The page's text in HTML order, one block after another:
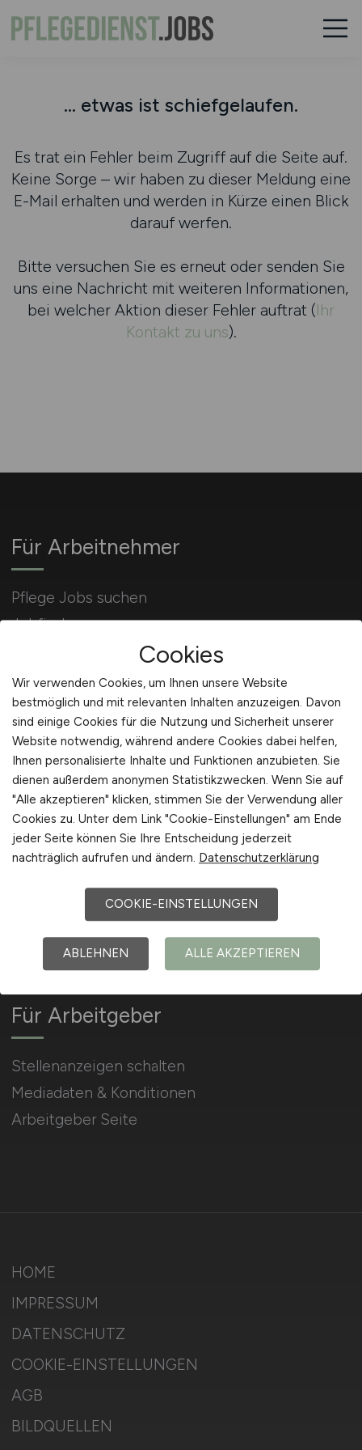
... etwas ist schiefgelaufen.
Es trat ein Fehler beim Zugriff auf die Seite auf.
Keine Sorge – wir haben zu dieser Meldung eine
E-Mail erhalten und werden in Kürze einen Blick
darauf werfen.
Bitte versuchen Sie es erneut oder senden Sie
uns eine Nachricht mit weiteren Informationen,
bei welcher Aktion dieser Fehler auftrat (Ihr
Kontakt zu uns).
Für Arbeitnehmer
Pflege Jobs suchen
Jobfinder
Arbeitnehmer Registrierung
Social Media & Networks
Gleichberechtigung & Vielfalt
Für Arbeitgeber
Stellenanzeigen schalten
Mediadaten & Konditionen
Arbeitgeber Seite
Arbeitgeber Kontakt
Karrierenetzwerk
HOME
IMPRESSUM
DATENSCHUTZ
COOKIE-EINSTELLUNGEN
AGB
BILDQUELLEN
Cookies
Wir verwenden Cookies, um Ihnen unsere Website
bestmöglich und mit relevanten Inhalten anzuzeigen. Davon
sind einige Cookies für die Nutzung und Sicherheit unserer
Website notwendig, während andere Cookies dabei helfen,
Ihnen personalisierte Inhalte und Funktionen anzubieten. Sie
dienen außerdem anonymen Statistikzwecken. Wenn Sie auf
"Alle akzeptieren" klicken, stimmen Sie der Verwendung aller
Cookies zu. Unter dem Link "Cookie-Einstellungen" am Ende
jeder Seite können Sie Ihre Entscheidung jederzeit
nachträglich aufrufen und ändern. Datenschutzerklärung
COOKIE-EINSTELLUNGEN
ABLEHNEN ALLE AKZEPTIEREN